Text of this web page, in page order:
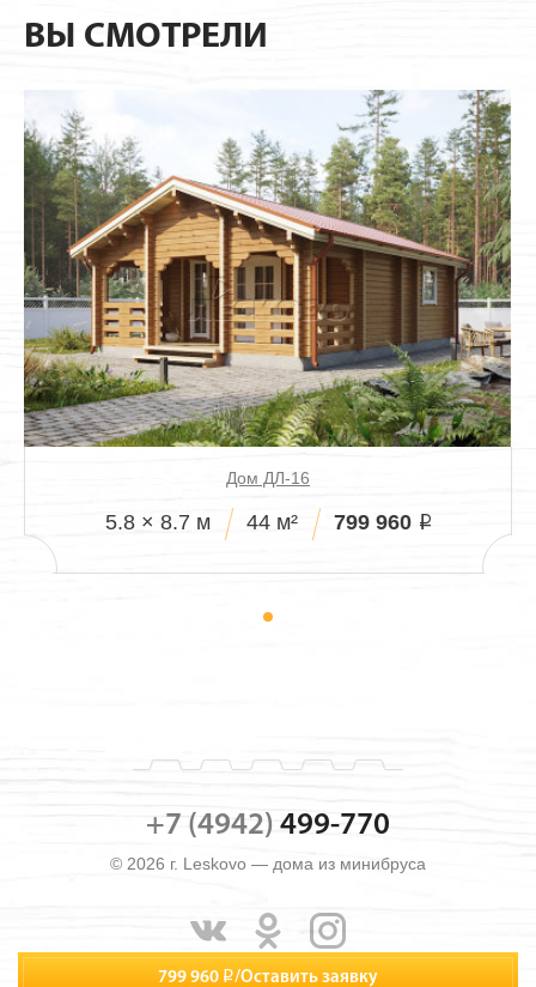
799 960 i/Оставить заявку
ВЫ СМОТРЕЛИ
Дом ДЛ-16
5.8 × 8.7 м 44 м² 799 960 i
+7 (4942) 499-770
© 2026 г. Leskovo — дома из минибруса